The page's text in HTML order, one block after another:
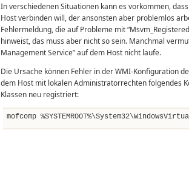
In verschiedenen Situationen kann es vorkommen,
Host verbinden will, der ansonsten aber problemlos
Fehlermeldung, die auf Probleme mit
hinweist, das muss aber nicht so sein. Manchmal
Management Service” auf dem Host nicht laufe.
Die Ursache können Fehler in der WMI-Konfiguration
dem Host mit lokalen Administratorrechten folgendes
Klassen neu registriert:
mofcomp